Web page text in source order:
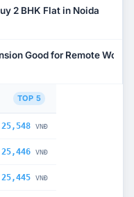
2 BHK Flat in Noida
Good for Remote Work?
TOP 5
25,548 VNĐ
25,446 VNĐ
25,445 VNĐ